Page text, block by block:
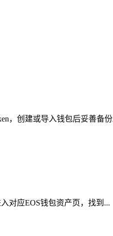
，创建或导入钱包后妥善备
对应EOS钱包资产页，找到...